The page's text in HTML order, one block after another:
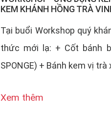
KEM KHÁNH HỒNG TRÀ
Tại buổi Workshop quý
thức mới lạ: + Cốt bánh
SPONGE) + Bánh kem vị
Xem thêm